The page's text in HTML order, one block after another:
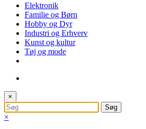
Elektronik
Familie og Børn
Hobby og Dyr
Industri og Erhverv
Kunst og kultur
Tøj og mode
×
×